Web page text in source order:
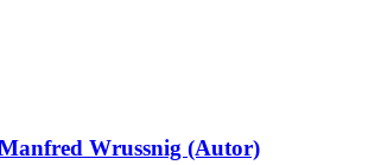
Wrussnig (Autor)